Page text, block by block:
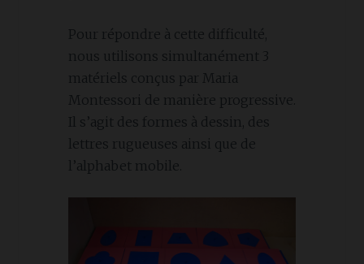
Pour répondre à cette difficulté,
nous utilisons simultanément 3
matériels conçus par Maria
Montessori de manière progressive.
Il s’agit des formes à dessin, des
lettres rugueuses ainsi que de
l’alphabet mobile.